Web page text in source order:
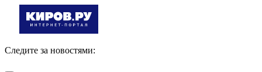
Следите за новостями: